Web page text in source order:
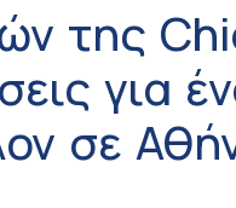
της
για
σε